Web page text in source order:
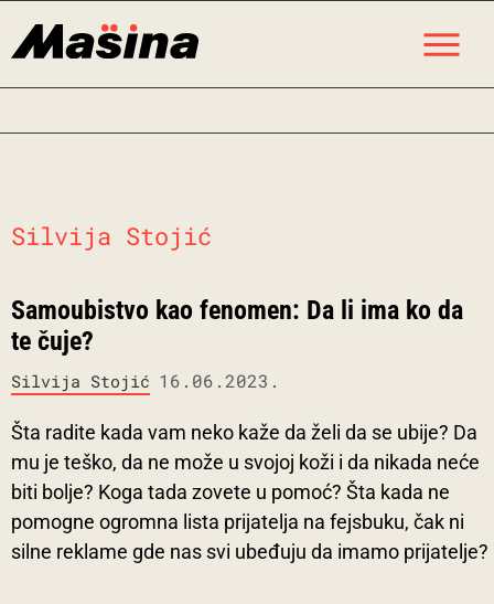
Silvija Stojić
Samoubistvo kao fenomen: Da li ima ko da
te čuje?
Silvija Stojić 16.06.2023.
Šta radite kada vam neko kaže da želi da se ubije? Da
mu je teško, da ne može u svojoj koži i da nikada neće
biti bolje? Koga tada zovete u pomoć? Šta kada ne
pomogne ogromna lista prijatelja na fejsbuku, čak ni
silne reklame gde nas svi ubeđuju da imamo prijatelje?